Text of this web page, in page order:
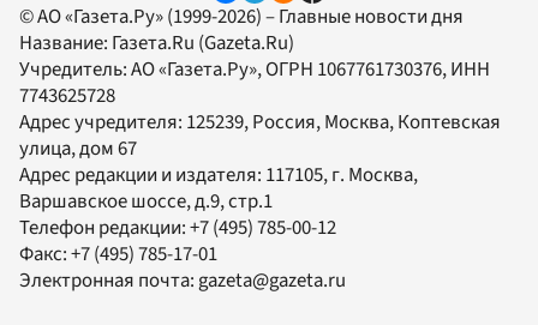
© АО «Газета.Ру» (1999-2026) – Главные новости дня
Название: Газета.Ru (Gazeta.Ru)
Учредитель:АО «Газета.Ру», ОГРН 1067761730376, ИНН
7743625728
Адрес учредителя: 125239, Россия, Москва, Коптевская
улица, дом 67
Адрес редакции и издателя: 117105, г. Москва,
Варшавское шоссе, д.9, стр.1
Телефон редакции:+7 (495) 785-00-12
Факс:+7 (495) 785-17-01
Электронная почта: gazeta@gazeta.ru